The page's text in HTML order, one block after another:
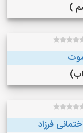
فرزاد